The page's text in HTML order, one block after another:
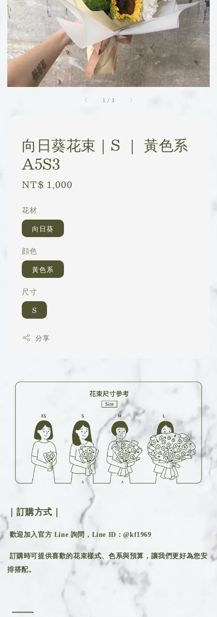
1 / 1
向日葵花束｜S ｜ 黃色系
A5S3
Regular
NT$ 1,000
花材
向日葵
顔色
黃色系
尺寸
S
分享
｜訂購方式｜
歡迎加入官方 Line 詢問，Line ID：@kf1969
訂購時可提供喜歡的花束樣式、色系與預算，讓我們更好為您安
排搭配。
⸻